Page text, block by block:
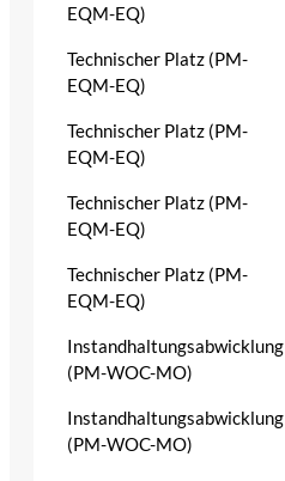
EQM-EQ)
Technischer Platz (PM-
EQM-EQ)
Technischer Platz (PM-
EQM-EQ)
Technischer Platz (PM-
EQM-EQ)
Technischer Platz (PM-
EQM-EQ)
Instandhaltungsabwicklung
(PM-WOC-MO)
Instandhaltungsabwicklung
(PM-WOC-MO)